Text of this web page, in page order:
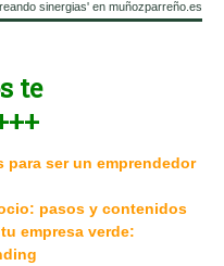
sinergias' en muñozparreño.es
te
ser un emprendedor
pasos y contenidos
empresa verde: